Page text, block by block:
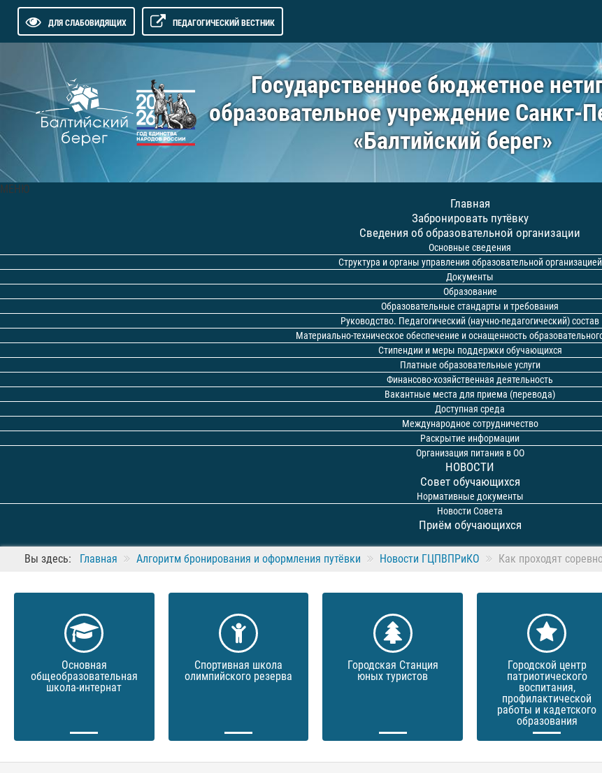
ДЛЯ СЛАБОВИДЯЩИХ ПЕДАГОГИЧЕСКИЙ ВЕСТНИК
Государственное бюджетное
образовательное учреждение Санкт-
«Балтийский берег»
МЕНЮ
Главная
Забронировать путёвку
Сведения об образовательной организации
Основные сведения
Структура и органы управления образовательной организацией
Документы
Образование
Образовательные стандарты и требования
Руководство. Педагогический (научно-педагогический) состав
Материально-техническое обеспечение и оснащенность
Стипендии и меры поддержки обучающихся
Платные образовательные услуги
Финансово-хозяйственная деятельность
Вакантные места для приема (перевода)
Доступная среда
Международное сотрудничество
Раскрытие информации
Организация питания в ОО
НОВОСТИ
Совет обучающихся
Нормативные документы
Новости Совета
Приём обучающихся
Вы здесь: Главная Алгоритм бронирования и оформления путёвки Новости ГЦПВПРиКО Как проходят
Основная
общеобразовательная
школа-интернат
Спортивная школа
олимпийского резерва
Городская Станция
юных туристов
Городской центр
патриотического
воспитания,
профилактической
работы и кадетского
образования